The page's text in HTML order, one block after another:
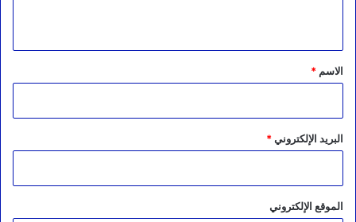
*
الاسم *
البريد الإلكتروني*
الموقع الإلكتروني